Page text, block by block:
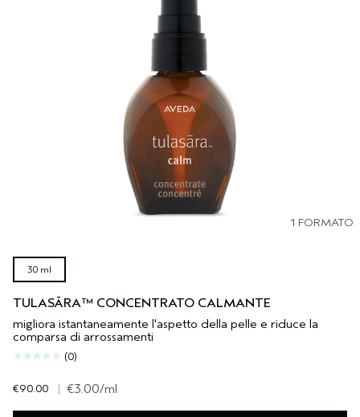
1 FORMATO
30 ml
TULASĀRA™ CONCENTRATO CALMANTE
migliora istantaneamente l'aspetto della pelle e riduce la
comparsa di arrossamenti
(0)
€90.00 | €3.00/ml